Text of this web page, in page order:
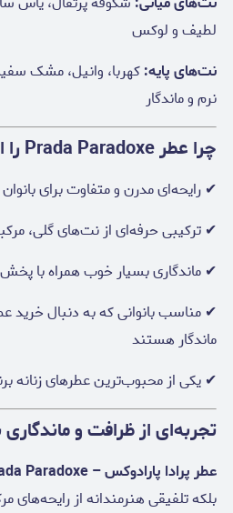
لطیف و لوکس
نت‌های پایه:کهربا، وانیل، مشک
نرم و ماندگار
چرا عطر Prada Paradoxe را انتخاب کنیم؟
✔ رایحه‌ای مدرن و متفاوت برای
✔ ترکیبی حرفه‌ای از نت‌های گلی،
✔ ماندگاری بسیار خوب همراه با
✔ مناسب بانوانی که به دنبال
ماندگار هستند
✔ یکی از محبوب‌ترین عطرهای زنانه
تجربه‌ای از ظرافت و ماندگاری
عطر پرادا پارادوکس – Prada Paradoxe
بلکه تلفیقی هنرمندانه از رایحه‌های